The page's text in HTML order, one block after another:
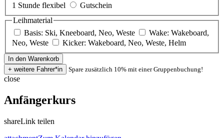
1 Stunde flexibel
Gutschein
Leihmaterial
Basis: Ski, Kneeboard, Neo, Weste
Wake: Wakeboard,
Neo, Weste
Kicker: Wakeboard, Neo, Weste, Helm
Spare zusätzlich 10% mit einer Gruppenbuchung!
close
Anfängerkurs
shareLink teilen